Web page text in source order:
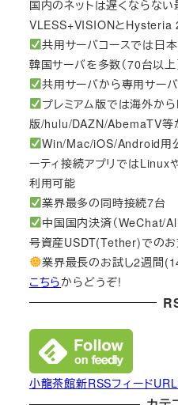
国内のネットは遅くならな
VLESS+VISIONとHysteria
共用サーバコースでは日
韓国サーバを多数（70台以
共用サーバから専用サー
プレミアム版では海外か
版/hulu/DAZN/AbemaTV等
Win/Mac/iOS/Android用
ーティ接続アプリでは
利用可能
業界最多の同時接続7台
中国国内決済（WeChat/
号資産USDT(Tether)での
業界最長のお試し2週間
こちらからどうぞ!
小龍茶館新RSSフィード